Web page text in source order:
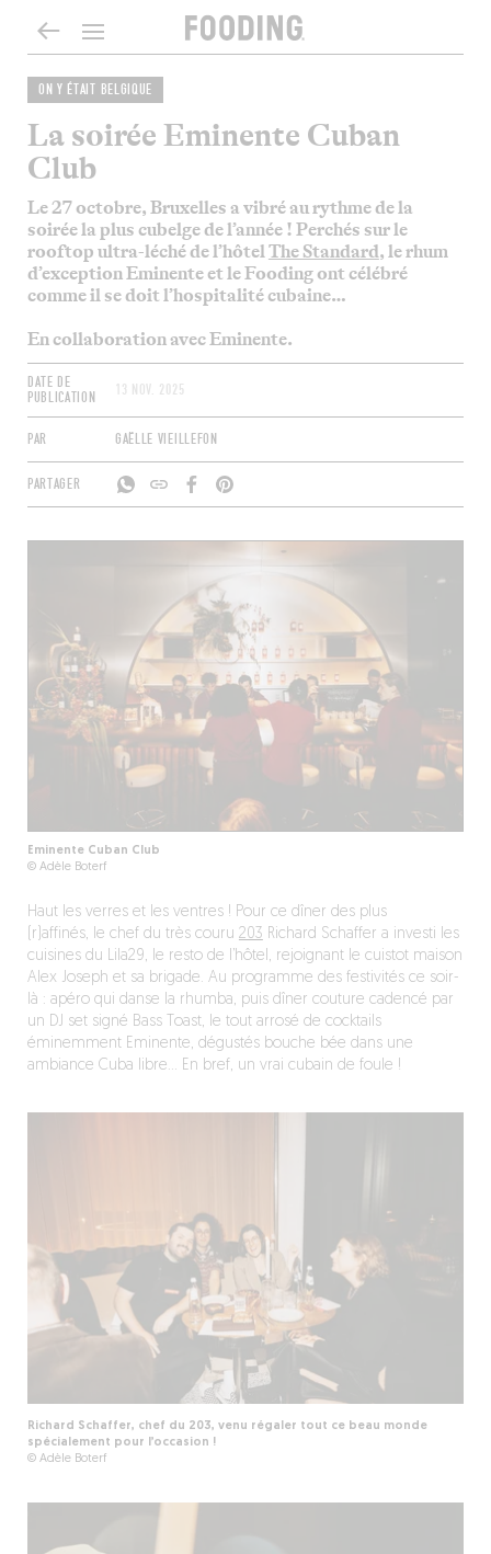
ON Y ÉTAIT BELGIQUE
La soirée Eminente Cuban
Club
Le 27 octobre, Bruxelles a vibré au rythme dela
soirée la plus cubelgede l’année ! Perchés surle
rooftop ultra-léchéde l’hôtelThe Standard, le rhum
d’exception Eminente et leFoodingont célébré
comme il se doit l’hospitalité cubaine…
En collaboration avec Eminente.
DATE DE
PUBLICATION
13 NOV. 2025
PAR GAËLLE VIEILLEFON
PARTAGER
Eminente Cuban Club
© Adèle Boterf
Haut les verres et les ventres ! Pour ce dîner des plus
(r)affinés, le chef du très couru 203 Richard Schaffer a investi les
cuisines du Lila29, le resto de l’hôtel, rejoignant le cuistot maison
Alex Joseph et sa brigade. Au programme des festivités ce soir-
là : apéro qui danse la rhumba, puis dîner couture cadencé par
un DJ set signé Bass Toast, le tout arrosé de cocktails
éminemment Eminente, dégustésbouche bée dans une
ambiance Cuba libre… En bref, un vrai cubain de foule !
Richard Schaffer, chef du 203, venu régaler tout ce beau monde
spécialement pour l’occasion !
© Adèle Boterf